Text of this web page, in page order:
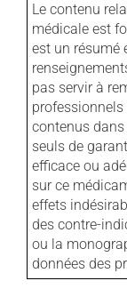
Le contenu
médicale est
est un résumé
pas servir à
contenus
seuls de
efficace ou
sur ce
effets
des contre-
ou la
données des